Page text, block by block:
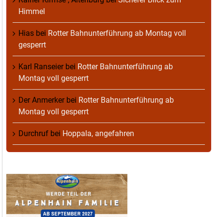
Himmel
Hias bei Rotter Bahnunterführung ab Montag voll
gesperrt
Karl Ranseierbei Rotter Bahnunterführung ab
Montag voll gesperrt
Der Anmerkerbei Rotter Bahnunterführung ab
Montag voll gesperrt
Durchruf bei Hoppala, angefahren